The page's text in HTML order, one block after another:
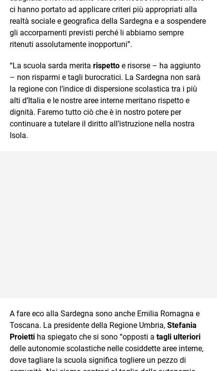
ci hanno portato ad applicare criteri più appropriati alla
realtà sociale e geografica della Sardegna e a sospendere
gli accorpamenti previsti perché li abbiamo sempre
ritenuti assolutamente inopportuni”.
“La scuola sarda merita rispetto e risorse – ha aggiunto
– non risparmi e tagli burocratici. La Sardegna non sarà
la regione con l’indice di dispersione scolastica tra i più
alti d’Italia e le nostre aree interne meritano rispetto e
dignità. Faremo tutto ciò che è in nostro potere per
continuare a tutelare il diritto all’istruzione nella nostra
Isola.
A fare eco alla Sardegna sono anche Emilia Romagna e
Toscana. La presidente della Regione Umbria, Stefania
Proietti ha spiegato che si sono “opposti a tagli ulteriori
delle autonomie scolastiche nelle cosiddette aree interne,
dove tagliare la scuola significa togliere un pezzo di